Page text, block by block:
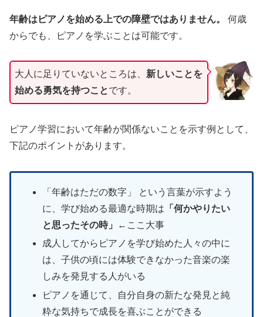
年齢はピアノを始める上での障壁ではありません。
何歳
からでも、ピアノを学ぶことは可能です。
大人に足りていないところは、 新しいことを
始める勇気を持つことです。
ピアノ学習において年齢が関係ないことを示す例として、
下記のポイントがあります。
「年齢はただの数字」 という言葉が示すよう
に、学び始める最適な時期は 「何かやりたい
と思ったその時」
←ここ大事
成人してからピアノを学び始めた人々の中に
は、子供の頃には体験できなかった音楽の楽
しみを発見する人がいる
ピアノを通じて、自分自身の新たな発見と純
粋な気持ちで成長を喜ぶことができる